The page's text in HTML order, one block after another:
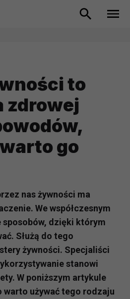
to
zdrowej
go
nas żywności ma
We współczesnym
dzięki którym
Służą do tego
żywności. Specjaliści
stanowi
W poniższym artykule
warto używać tego rodzaju